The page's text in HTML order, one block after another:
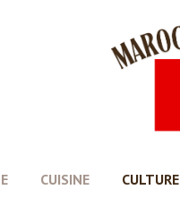
CUISINE CULTURE